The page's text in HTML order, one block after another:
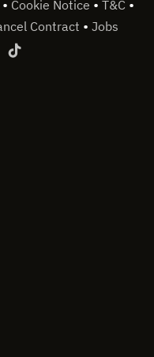
• Cookie Notice • T&C •
Contract • Jobs